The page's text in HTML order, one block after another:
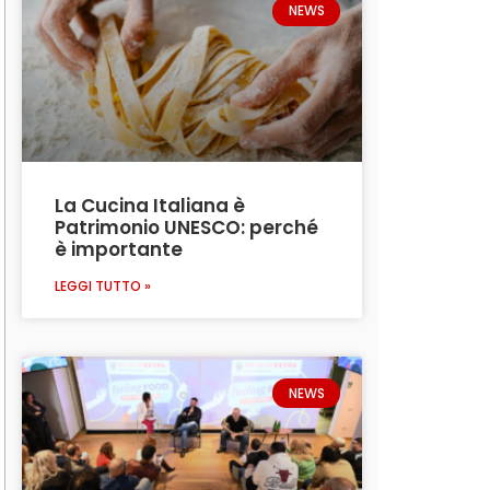
NEWS
La Cucina Italiana è
Patrimonio UNESCO: perché
è importante
LEGGI TUTTO »
NEWS